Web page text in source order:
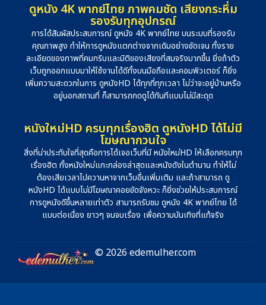
ดูหนัง 4K พากย์ไทย ภาพคมชัด เสียงกระหึ่ม
รองรับทุกอุปกรณ์
การได้สัมผัสประสบการณ์ ดูหนัง 4K พากย์ไทย บนระบบที่รองรับ
คุณภาพสูง ทำให้การดูหนังแตกต่างจากเดิมอย่างชัดเจน ทั้งราย
ละเอียดของภาพที่คมกริบและมิติของเสียงที่สมจริงมากขึ้น ยิ่งถ้าตัว
เว็บถูกออกแบบมาให้ใช้งานได้ดีทั้งบนมือถือและคอมพิวเตอร์ ก็ยิ่ง
เพิ่มความสะดวกในการ ดูหนังHD ได้ทุกที่ทุกเวลา ไม่ว่าจะอยู่บ้านหรือ
อยู่นอกสถานที่ ก็สามารถกดดูได้ทันทีแบบไม่มีสะดุด
หนังใหม่HD ครบทุกเรื่องฮิต ดูหนังHD ได้ไม่มี
โฆษณากวนใจ
สิ่งที่น่าประทับใจที่สุดคือการได้เจอเว็บที่มี หนังใหม่HD ให้เลือกครบทุก
เรื่องฮิต ทั้งหนังใหม่แกะกล่องล่าสุดและหนังดังในตำนาน ทำให้ไม่
ต้องเสียเวลาไปควานหาจากเว็บอื่นเพิ่มเติม และถ้าสามารถ ดู
หนังHD ได้แบบไม่มีโฆษณาคอยขัดจังหวะ ก็ยิ่งช่วยให้ประสบการณ์
การดูหนังดีขึ้นหลายเท่าตัว สามารถรับชม ดูหนัง 4K พากย์ไทย ได้
แบบต่อเนื่อง ยาวๆ จนจบเรื่อง เพื่อความบันเทิงที่แท้จริง
© 2026 edemulher.com